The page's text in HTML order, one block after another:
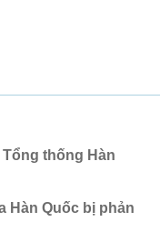
thống Hàn
Hàn Quốc bị phản